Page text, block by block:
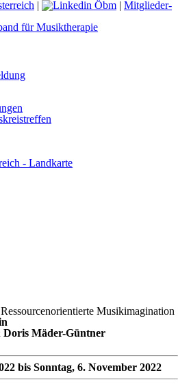
| | Mitglieder-
- Landkarte
Musikimagination
Mäder-Güntner
bis Sonntag, 6. November 2022